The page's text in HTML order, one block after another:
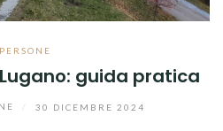
PERSONE
guida pratica
30 DICEMBRE 2024